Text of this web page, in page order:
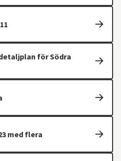
för Södra
med flera